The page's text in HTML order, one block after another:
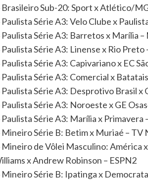
Brasileiro Sub-20: Sport x Atlético/
Série A3: Velo Clube x
Série A3: Barretos x Marília –
Série A3: Linense x Rio Preto
Série A3: Capivariano x EC
Série A3: Comercial x
Série A3: Desprotivo Brasil x
Série A3: Noroeste x GE
Série A3: Marília x Primavera
Série B: Betim x Muriaé – TV
de Vôlei Masculino: América
x Andrew Robinson – ESPN2
Série B: Ipatinga x